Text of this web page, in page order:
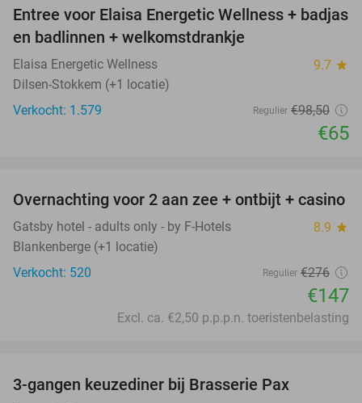
34%
Entree voor Elaisa Energetic Wellness + badjas
en badlinnen + welkomstdrankje
Elaisa Energetic Wellness 9.7 star
Dilsen-Stokkem (+1 locatie)
Verkocht: 1.579
Regulier €98,50
€65
47%
Overnachting voor 2 aan zee + ontbijt + casino
Gatsby hotel - adults only - by F-Hotels 8.9 star
Blankenberge (+1 locatie)
Verkocht: 520
Regulier €276
€147
Excl. ca. €2,50 p.p.p.n. toeristenbelasting
3-gangen keuzediner bij Brasserie Pax